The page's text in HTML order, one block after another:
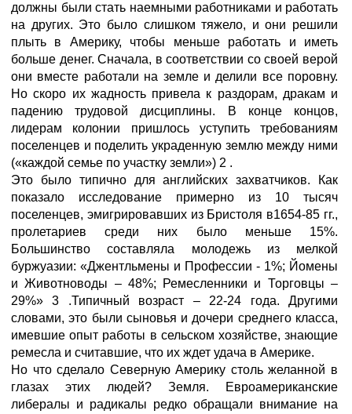
должны были стать наемными работниками и работать
на других. Это было слишком тяжело, и они решили
плыть в Америку, чтобы меньше работать и иметь
больше денег. Сначала, в соответствии со своей верой
они вместе работали на земле и делили все поровну.
Но скоро их жадность привела к раздорам, дракам и
падению трудовой дисциплины. В конце концов,
лидерам колонии пришлось уступить требованиям
поселенцев и поделить украденную землю между ними
(«каждой семье по участку земли») 2 .
Это было типично для английских захватчиков. Как
показало исследование примерно из 10 тысяч
поселенцев, эмигрировавших из Бристоля в1654-85 гг.,
пролетариев среди них было меньше 15%.
Большинство составляла молодежь из мелкой
буржуазии: «Джентльмены и Профессии - 1%; Йомены
и Животноводы – 48%; Ремесленники и Торговцы –
29%» 3 .Типичный возраст – 22-24 года. Другими
словами, это были сыновья и дочери среднего класса,
имевшие опыт работы в сельском хозяйстве, знающие
ремесла и считавшие, что их ждет удача в Америке.
Но что сделало Северную Америку столь желанной в
глазах этих людей? Земля. Евроамериканские
либералы и радикалы редко обращали внимание на